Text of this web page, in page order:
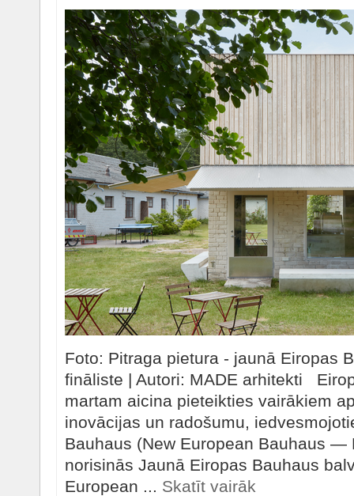
Foto: Pitraga pietura - jaunā Eiropas
fināliste | Autori: MADE arhitekti
martam aicina pieteikties vairākiem
inovācijas un radošumu,
Bauhaus (New European Bauhaus —
norisinās Jaunā Eiropas Bauhaus
European ... Skatīt vairāk